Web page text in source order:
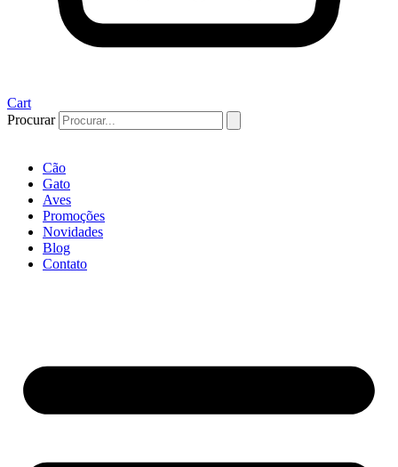
Cart
Procurar
Cão
Gato
Aves
Promoções
Novidades
Blog
Contato